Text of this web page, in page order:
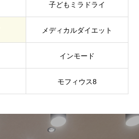
子どもミラドライ
メディカルダイエット
インモード
モフィウス8